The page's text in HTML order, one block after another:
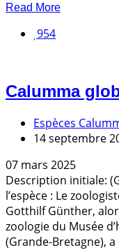
Read More
954
Calumma
Espèces
14 septembre
07 mars 2025
Description initiale:
l’espèce : Le
Gotthilf Günther,
zoologie du Musée
(Grande-Bretagne),